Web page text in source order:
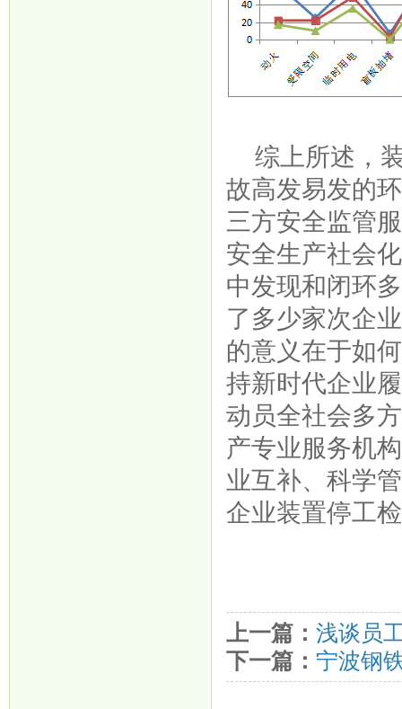
综上所述，
故高发易发的
三方安全监管
安全生产社会
中发现和闭环
了多少家次企
的意义在于如
持新时代企业
动员全社会多
产专业服务机
业互补、科学
企业装置停工
上一篇：浅谈员
下一篇： 宁波钢